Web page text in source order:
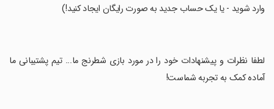
وارد شوید - یا یک حساب جدید به صورت رایگان ایجاد کنید!)
‏لطفا نظرات و پیشنهادات خود را در مورد بازی شطرنج ما... تیم پشتیبانی ما
آماده کمک به تجربه شماست!